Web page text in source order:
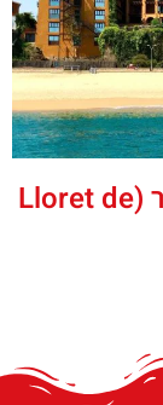
מלונות מומלצים ביורט דה מאר (Lloret de